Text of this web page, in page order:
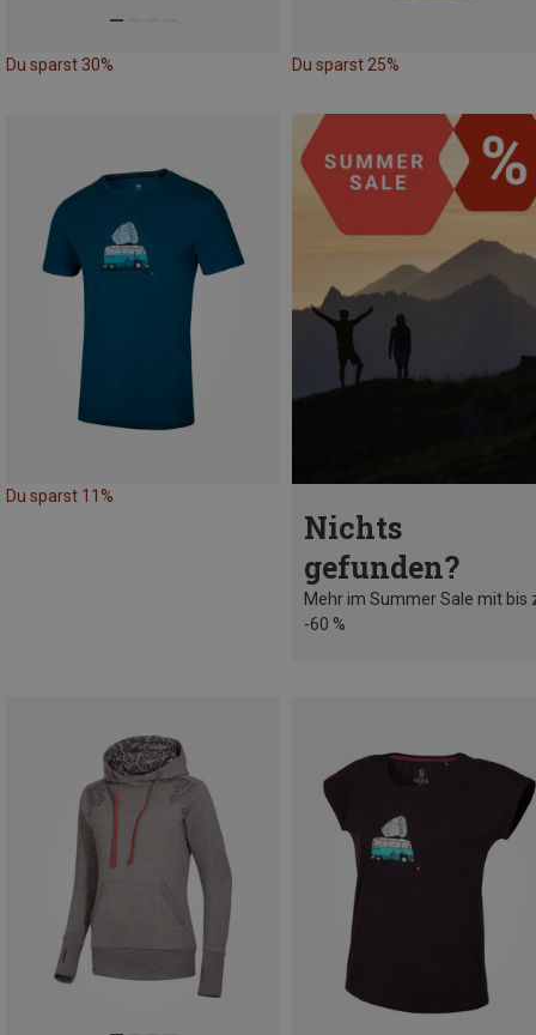
Du sparst 30% Du sparst 25%
Du sparst 11%
Nichts
gefunden?
Mehr im Summer Sale mit bis
-60 %